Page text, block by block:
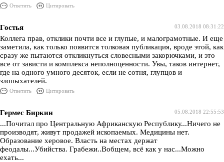
Ответить Цитировать
03.08.2018 08:31:22
Гостья
Коллега прав, отклики почти все и глупые, и малограмотные. И еще
заметила, как только появится толковая публикация, вроде этой, как
сразу же пытаются откликнуться словесными закорючками, и это
все от зависти и комплекса неполноценности. Увы, таков интернет,
где на одного умного десяток, если не сотня, глупцов и
злопыхателей.
Ответить Цитировать
05.08.2018 22:55:53
Гермес Биркин
...Почитал про Центральную Африканскую Республику...Ничего не
производят, живут продажей ископаемых. Медицины нет.
Образование херовое. Власть на местах держат
феодалы...Убийства. Грабежи..Вобщем, всё как у нас...Можно
ехать...